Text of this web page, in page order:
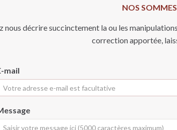
NOS
nous décrire succinctement la ou les
correction apportée,
mail